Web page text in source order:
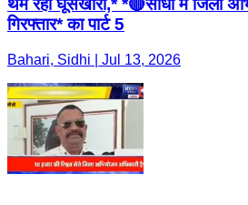
थम रही घूसखोरी,* *🔴सीधी में जिला
गिरफ्तार* का पार्ट 5
Bahari, Sidhi | Jul 13, 2026